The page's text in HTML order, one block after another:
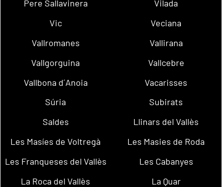
Pere Sallavinera
Vilada
Vic
Veciana
Vallromanes
Vallirana
Vallgorguina
Vallcebre
Vallbona d´Anoia
Vacarisses
Súria
Subirats
Saldes
Llinars del Vallès
Les Masíes de Voltregà
Les Masies de Roda
Les Franqueses del Vallès
Les Cabanyes
La Roca del Vallès
La Quar